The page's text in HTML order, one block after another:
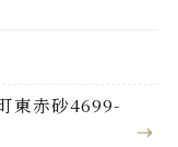
東赤砂4699-